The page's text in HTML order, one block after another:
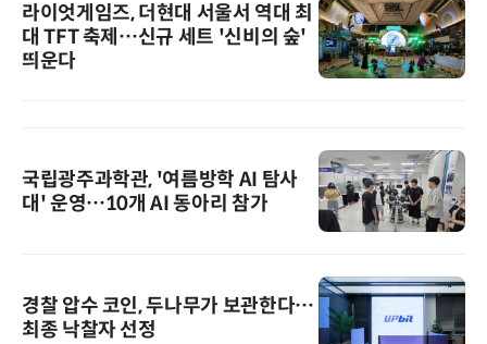
라이엇게임즈, 더현대 서울서 역대 최
대 TFT 축제…신규 세트 '신비의 숲'
띄운다
국립광주과학관, '여름방학 AI 탐사
대' 운영…10개 AI 동아리 참가
경찰 압수 코인, 두나무가 보관한다…
최종 낙찰자 선정